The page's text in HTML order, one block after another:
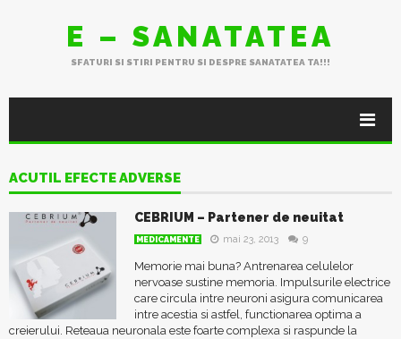
E – SANATATEA
SFATURI SI STIRI PENTRU SI DESPRE SANATATEA TA!!!
ACUTIL EFECTE ADVERSE
CEBRIUM – Partener de neuitat
MEDICAMENTE mai 23, 2013 9
Memorie mai buna? Antrenarea celulelor
nervoase sustine memoria. Impulsurile electrice
care circula intre neuroni asigura comunicarea
intre acestia si astfel, functionarea optima a
creierului. Reteaua neuronala este foarte complexa si raspunde la